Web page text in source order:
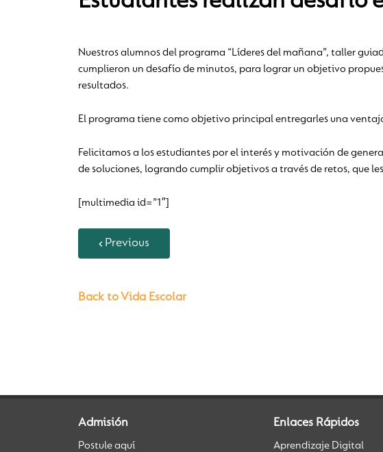
Nuestros alumnos del programa “Líderes del mañana”, taller
cumplieron un desafío de minutos, para lograr un objetivo
resultados.
El programa tiene como objetivo principal entregarles una
Felicitamos a los estudiantes por el interés y motivación de
de soluciones, logrando cumplir objetivos a través de retos, que
[multimedia id=”1″]
Previous
Back to Vida Escolar
Admisión
Postule aquí
Enlaces Rápidos
Aprendizaje Digital